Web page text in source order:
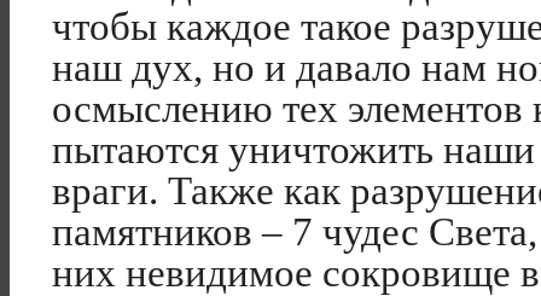
чтобы каждое такое
наш дух, но и давало нам
осмыслению тех элементов
пытаются уничтожить наши
враги. Также как
памятников – 7 чудес
них невидимое сокровище